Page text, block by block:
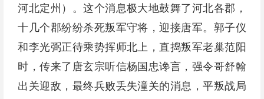
河北定州）。这个消息极大地鼓舞了河北各郡，
十几个郡纷纷杀死叛军守将，迎接唐军。郭子仪
和李光弼正待乘势挥师北上，直捣叛军老巢范阳
时，传来了唐玄宗听信杨国忠谗言，强令哥舒翰
出关迎敌，最终兵败丢失潼关的消息，平叛战局